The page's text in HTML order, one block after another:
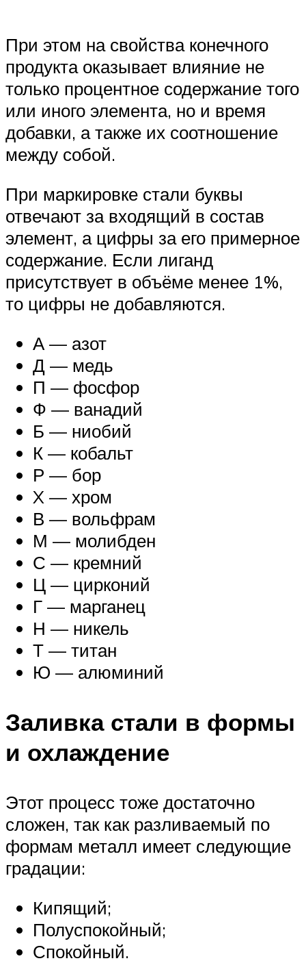
При этом на свойства конечного
продукта оказывает влияние не
только процентное содержание того
или иного элемента, но и время
добавки, а также их соотношение
между собой.
При маркировке стали буквы
отвечают за входящий в состав
элемент, а цифры за его примерное
содержание. Если лиганд
присутствует в объёме менее 1%,
то цифры не добавляются.
А — азот
Д — медь
П — фосфор
Ф — ванадий
Б — ниобий
К — кобальт
Р — бор
X — хром
В — вольфрам
М — молибден
С — кремний
Ц — цирконий
Г — марганец
Н — никель
Т — титан
Ю — алюминий
Заливка стали в формы
и охлаждение
Этот процесс тоже достаточно
сложен, так как разливаемый по
формам металл имеет следующие
градации:
Кипящий;
Полуспокойный;
Спокойный.